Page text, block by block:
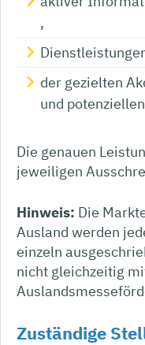
,
der gezielten
und
Die genauen
jeweiligen
Hinweis: Die
Ausland werden
einzeln
nicht gleichzeitig
Zuständige